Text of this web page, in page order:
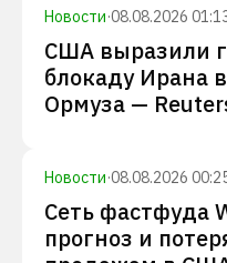
Новости·08.08.2026
США выразили
блокаду Ирана
Ормуза —
Новости·08.08.2026
Сеть фастфуда
прогноз и